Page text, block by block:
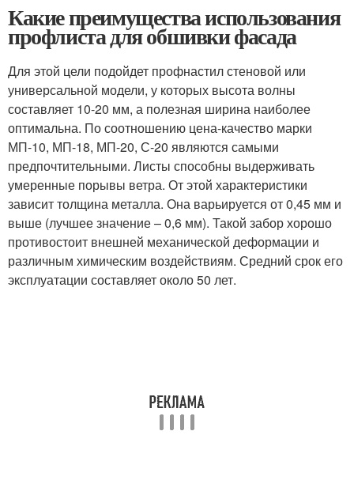
Какие преимущества использования
профлиста для обшивки фасада
Для этой цели подойдет профнастил стеновой или
универсальной модели, у которых высота волны
составляет 10-20 мм, а полезная ширина наиболее
оптимальна. По соотношению цена-качество марки
МП-10, МП-18, МП-20, С-20 являются самыми
предпочтительными. Листы способны выдерживать
умеренные порывы ветра. От этой характеристики
зависит толщина металла. Она варьируется от 0,45 мм и
выше (лучшее значение – 0,6 мм). Такой забор хорошо
противостоит внешней механической деформации и
различным химическим воздействиям. Средний срок его
эксплуатации составляет около 50 лет.